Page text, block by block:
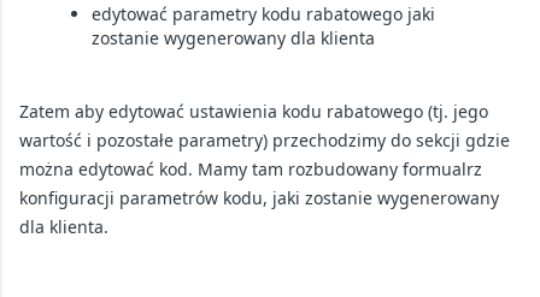
edytować parametry kodu rabatowego jaki
zostanie wygenerowany dla klienta
Zatem aby edytować ustawienia kodu rabatowego (tj. jego
wartość i pozostałe parametry) przechodzimy do sekcji gdzie
można edytować kod. Mamy tam rozbudowany formualrz
konfiguracji parametrów kodu, jaki zostanie wygenerowany
dla klienta.